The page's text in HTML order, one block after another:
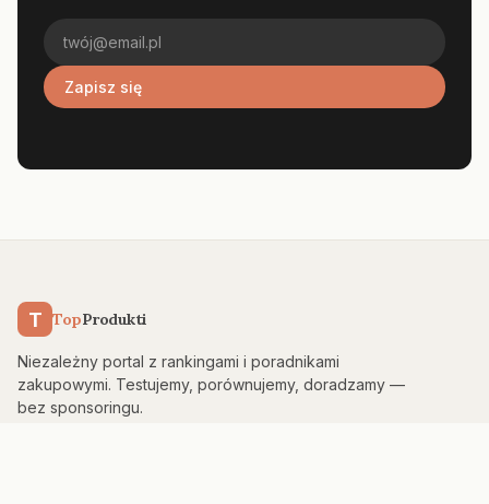
Zapisz się
T TopProdukti
Niezależny portal z rankingami i poradnikami
zakupowymi. Testujemy, porównujemy, doradzamy —
bez sponsoringu.